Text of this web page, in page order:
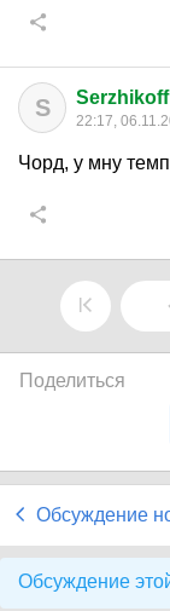
S Serzhikoff
22:17,
Чорд, у мну
Поделиться
Обсуждение
Обсуждение